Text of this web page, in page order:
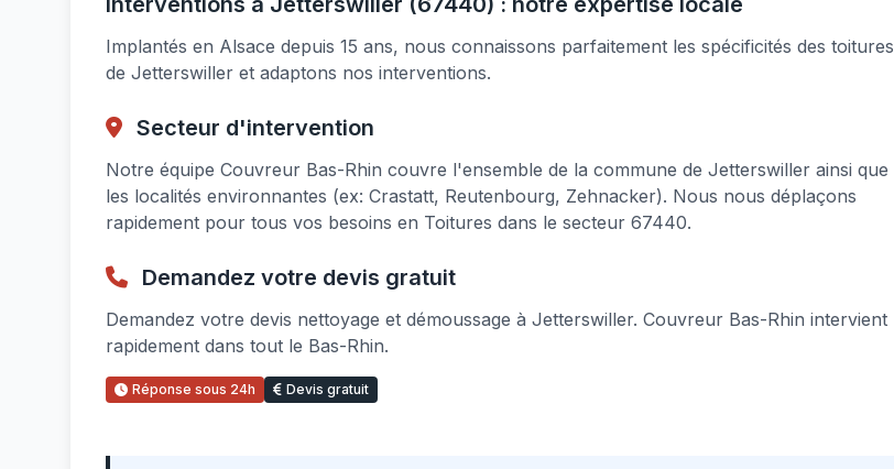
Implantés en Alsace depuis 15 ans, nous connaissons parfaitement les spécificités des toitures
de Jetterswiller et adaptons nos interventions.
Secteur d'intervention
Notre équipe Couvreur Bas-Rhin couvre l'ensemble de la commune de Jetterswiller ainsi que
les localités environnantes (ex: Crastatt, Reutenbourg, Zehnacker). Nous nous déplaçons
rapidement pour tous vos besoins en Toitures dans le secteur 67440.
Demandez votre devis gratuit
Demandez votre devis nettoyage et démoussage à Jetterswiller. Couvreur Bas-Rhin intervient
rapidement dans tout le Bas-Rhin.
Réponse sous 24h Devis gratuit